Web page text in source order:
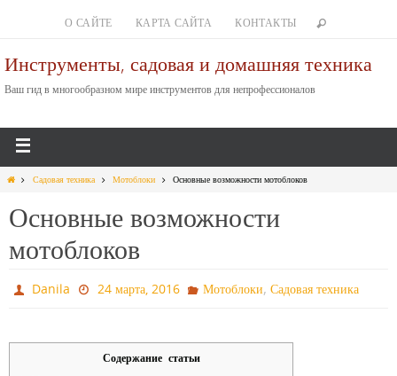
О САЙТЕ КАРТА САЙТА КОНТАКТЫ
Инструменты, садовая и домашняя техника
Ваш гид в многообразном мире инструментов для непрофессионалов
Садовая техника Мотоблоки Основные возможности мотоблоков
Основные возможности
мотоблоков
Danila 24 марта, 2016 Мотоблоки, Садовая техника
Содержание статьи